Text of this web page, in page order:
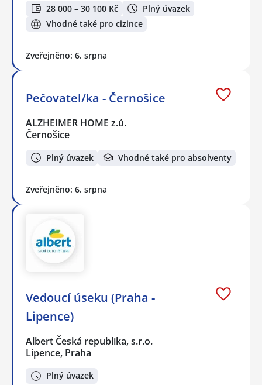
28 000 – 30 100 Kč
Plný úvazek
Vhodné také pro cizince
Zveřejněno: 6. srpna
Pečovatel/ka - Černošice
ALZHEIMER HOME z.ú.
Černošice
Plný úvazek Vhodné také pro absolventy
Zveřejněno: 6. srpna
Vedoucí úseku (Praha -
Lipence)
Albert Česká republika, s.r.o.
Lipence, Praha
Plný úvazek